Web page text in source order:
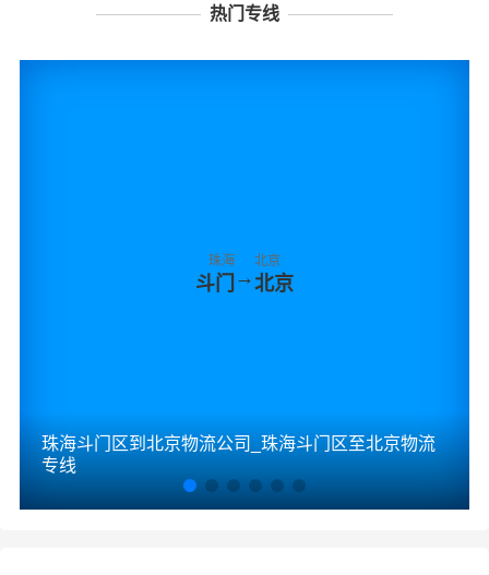
热门专线
珠海
斗门 →
北京
北京
珠海斗门区到北京物流公司_珠海斗门区至北京物流
专线